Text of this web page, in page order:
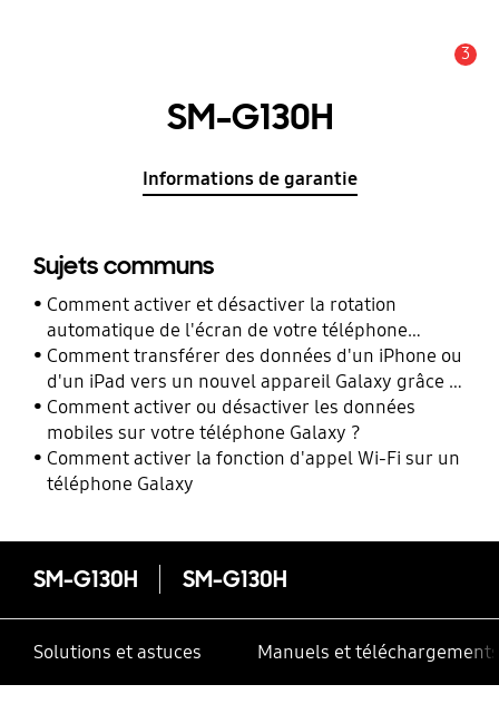
3
SM-G130H
Informations de garantie
Sujets communs
Comment activer et désactiver la rotation
automatique de l'écran de votre téléphone
Galaxy ?
Comment transférer des données d'un iPhone ou
d'un iPad vers un nouvel appareil Galaxy grâce à
Smart Switch ?
Comment activer ou désactiver les données
mobiles sur votre téléphone Galaxy ?
Comment activer la fonction d'appel Wi-Fi sur un
téléphone Galaxy
SM-G130H SM-G130H
Solutions et astuces Manuels et téléchargements